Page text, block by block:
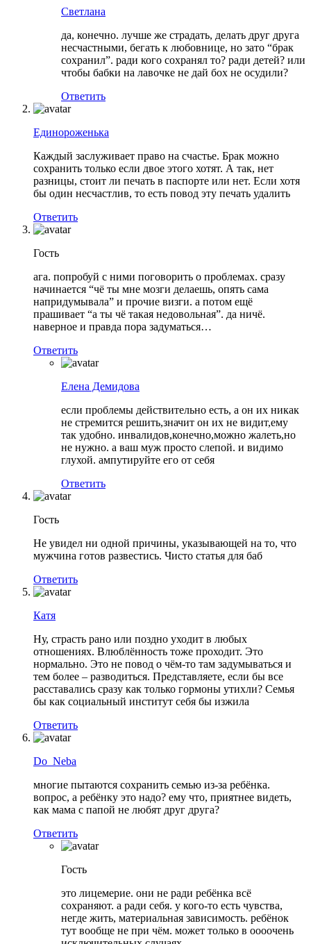
Светлана
да, конечно. лучше же страдать, делать друг друга
несчастными, бегать к любовнице, но зато “брак
сохранил”. ради кого сохранял то? ради детей? или
чтобы бабки на лавочке не дай бох не осудили?
Ответить
Единороженька
Каждый заслуживает право на счастье. Брак можно
сохранить только если двое этого хотят. А так, нет
разницы, стоит ли печать в паспорте или нет. Если хотя
бы один несчастлив, то есть повод эту печать удалить
Ответить
Гость
ага. попробуй с ними поговорить о проблемах. сразу
начинается “чё ты мне мозги делаешь, опять сама
напридумывала” и прочие визги. а потом ещё
прашивает “а ты чё такая недовольная”. да ничё.
наверное и правда пора задуматься…
Ответить
Елена Демидова
если проблемы действительно есть, а он их никак
не стремится решить,значит он их не видит,ему
так удобно. инвалидов,конечно,можно жалеть,но
не нужно. а ваш муж просто слепой. и видимо
глухой. ампутируйте его от себя
Ответить
Гость
Не увидел ни одной причины, указывающей на то, что
мужчина готов развестись. Чисто статья для баб
Ответить
Катя
Ну, страсть рано или поздно уходит в любых
отношениях. Влюблённость тоже проходит. Это
нормально. Это не повод о чём-то там задумываться и
тем более – разводиться. Представляете, если бы все
расставались сразу как только гормоны утихли? Семья
бы как социальный институт себя бы изжила
Ответить
Do_Neba
многие пытаются сохранить семью из-за ребёнка.
вопрос, а ребёнку это надо? ему что, приятнее видеть,
как мама с папой не любят друг друга?
Ответить
Гость
это лицемерие. они не ради ребёнка всё
сохраняют. а ради себя. у кого-то есть чувства,
негде жить, материальная зависимость. ребёнок
тут вообще не при чём. может только в оооочень